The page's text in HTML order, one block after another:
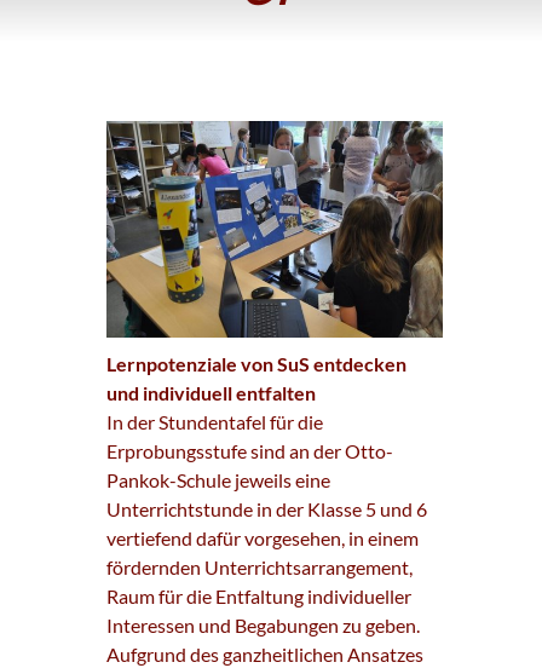
Lernpotenziale von SuS entdecken
und individuell entfalten
In der Stundentafel für die
Erprobungsstufe sind an der Otto-
Pankok-Schule jeweils eine
Unterrichtstunde in der Klasse 5 und 6
vertiefend dafür vorgesehen, in einem
fördernden Unterrichtsarrangement,
Raum für die Entfaltung individueller
Interessen und Begabungen zu geben.
Aufgrund des ganzheitlichen Ansatzes